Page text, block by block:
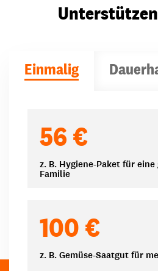
Einmalig
56 €
z. B. Hygiene-Paket für
Familie
100 €
z. B. Gemüse-Saatgut für